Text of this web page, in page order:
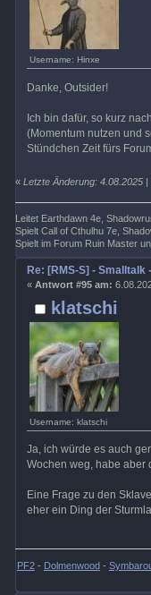
Username: Hinxe
Danke, Outsider!
Ich bin dafür, so kurz
(Momentum nutzen und
Stündchen Zeit fürs
«Letzte Änderung: 4.08.2025
Leitet Earthdawn 4e,
Spielt Call of Cthulhu 7e,
Spielt im Forum Ruin Master
klatschi
Username: klatschi
Re: [RMS-S] - Smalltalk -
« Antwort #95 am:
Ja, ich würde es auch
Wochen weg, habe aber
Eine Frage zu den
eher ein Ding der
PF2- Dolmenwood-